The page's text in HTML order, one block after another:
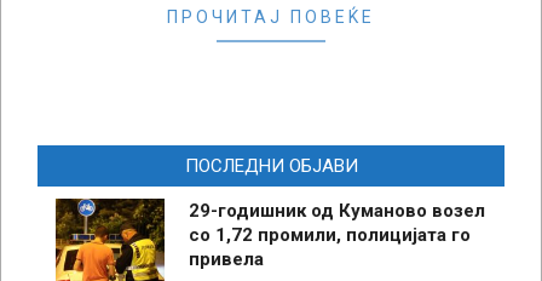
ПРОЧИТАЈ ПОВЕЌЕ
ПОСЛЕДНИ ОБЈАВИ
29-годишник од Куманово возел
со 1,72 промили, полицијата го
привела